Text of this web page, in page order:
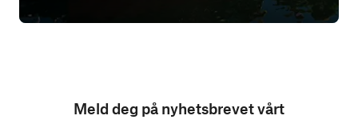
Meld deg på nyhetsbrevet vårt